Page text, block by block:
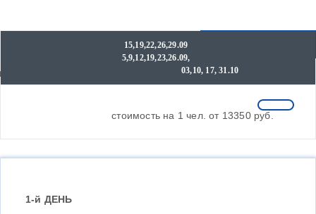
Даты и цены
15,19,22,26,29.09
5,9,12,19,23,26.09,
03,10, 17, 31.10
стоимость на 1 чел. от 13350 руб.
1-й ДЕНЬ